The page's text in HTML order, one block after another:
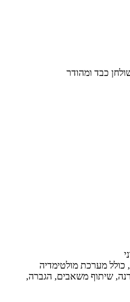
כבד ומהודר
מערכת מולטימדיה
שיתוף משאבים, הגברה,